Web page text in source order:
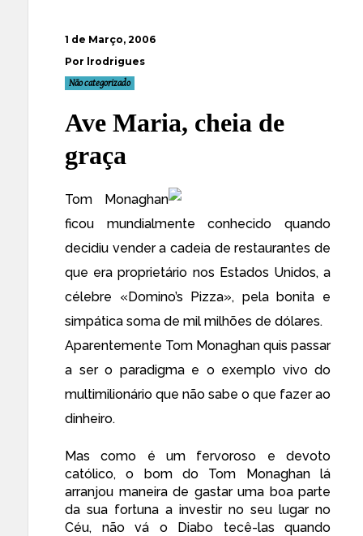
1 de Março, 2006
Por lrodrigues
Não categorizado
Ave Maria, cheia de
graça
Tom Monaghan
ficou mundialmente conhecido quando
decidiu vender a cadeia de restaurantes de
que era proprietário nos Estados Unidos, a
célebre «Domino’s Pizza», pela bonita e
simpática soma de mil milhões de dólares.
Aparentemente Tom Monaghan quis passar
a ser o paradigma e o exemplo vivo do
multimilionário que não sabe o que fazer ao
dinheiro.
Mas como é um fervoroso e devoto
católico, o bom do Tom Monaghan lá
arranjou maneira de gastar uma boa parte
da sua fortuna a investir no seu lugar no
Céu, não vá o Diabo tecê-las quando